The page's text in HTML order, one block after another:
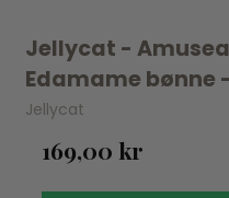
Jellycat -
Edamame bønne
Jellycat
169,00 kr